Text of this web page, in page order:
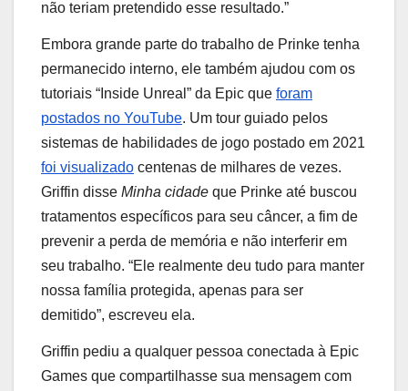
não teriam pretendido esse resultado.”
Embora grande parte do trabalho de Prinke tenha
permanecido interno, ele também ajudou com os
tutoriais “Inside Unreal” da Epic que foram
postados no YouTube. Um tour guiado pelos
sistemas de habilidades de jogo postado em 2021
foi visualizado centenas de milhares de vezes.
Griffin disse Minha cidade que Prinke até buscou
tratamentos específicos para seu câncer, a fim de
prevenir a perda de memória e não interferir em
seu trabalho. “Ele realmente deu tudo para manter
nossa família protegida, apenas para ser
demitido”, escreveu ela.
Griffin pediu a qualquer pessoa conectada à Epic
Games que compartilhasse sua mensagem com